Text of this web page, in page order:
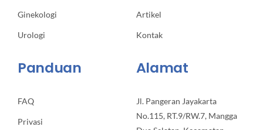
Ginekologi
Urologi
Artikel
Kontak
Panduan
FAQ
Privasi
Alamat
Jl. Pangeran Jayakarta
No.115, RT.9/RW.7, Mangga